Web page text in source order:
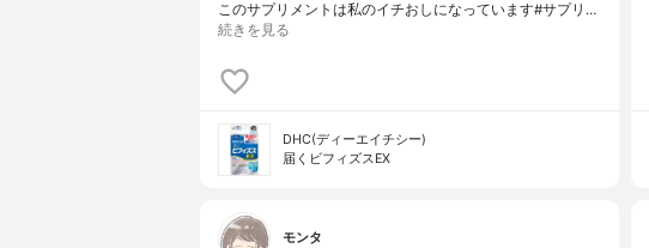
このサプリメントは私のイチおしになっています#サプリ…
続きを見る
DHC(ディーエイチシー)
届くビフィズスEX
モンタ